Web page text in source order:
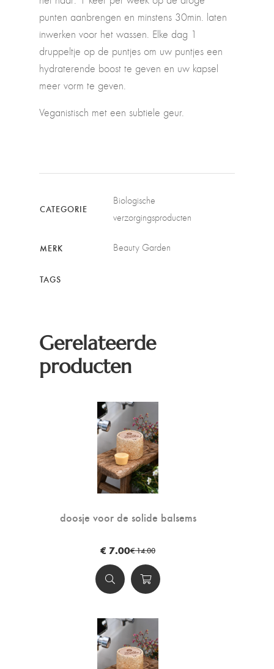
punten aanbrengen en minstens 30min. laten
inwerken voor het wassen. Elke dag 1
druppeltje op de puntjes om uw puntjes een
hydraterende boost te geven en uw kapsel
meer vorm te geven.
Veganistisch met een subtiele geur.
CATEGORIE
Biologische
verzorgingsproducten
MERK Beauty Garden
TAGS
Gerelateerde
producten
doosje voor de solide balsems
€ 7.00€ 14.00